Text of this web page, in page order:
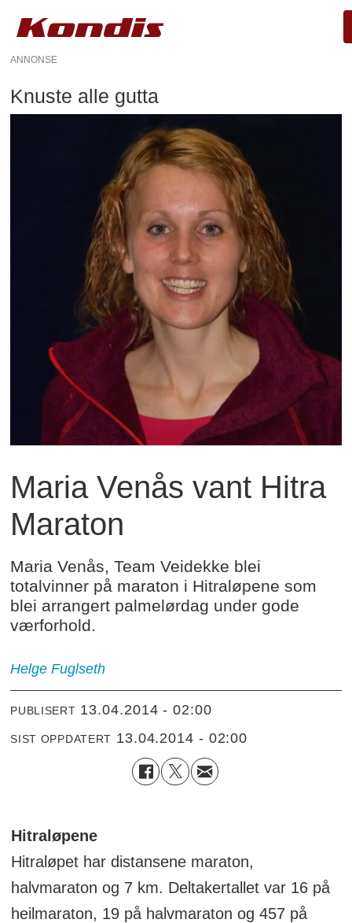
ANNONSE
Knuste alle gutta
Maria Venås vant Hitra
Maraton
Maria Venås, Team Veidekke blei
totalvinner på maraton i Hitraløpene som
blei arrangert palmelørdag under gode
værforhold.
Helge Fuglseth
PUBLISERT 13.04.2014 - 02:00
SIST OPPDATERT 13.04.2014 - 02:00
Hitraløpene
Hitraløpet har distansene maraton,
halvmaraton og 7 km. Deltakertallet var 16 på
heilmaraton, 19 på halvmaraton og 457 på